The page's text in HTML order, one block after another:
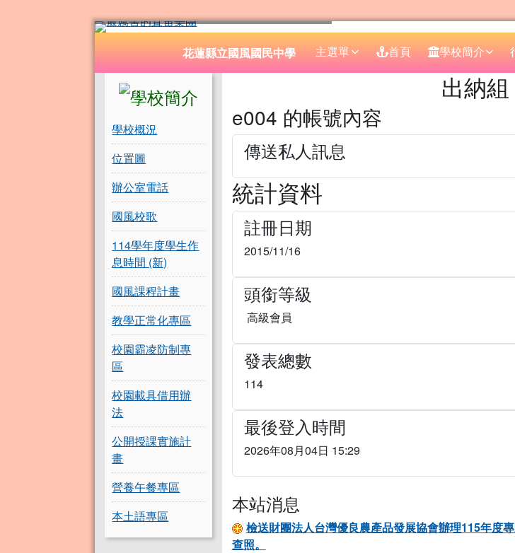
花蓮縣立國風國民中學
導覽列 花蓮縣立國風國民中學 主選單 首頁 學校簡介
左邊區域內容
學校概況
位置圖
辦公室電話
國風校歌
114學年度學生作
息時間 (新)
國風課程計畫
教學正常化專區
校園霸凌防制專
區
校園載具借用辦
法
公開授課實施計
畫
營養午餐專區
本土語專區
出納組
e004 的帳號內容
傳送私人訊息
統計資料
註冊日期
2015/11/16
頭銜等級
高級會員
發表總數
114
最後登入時間
2026年08月04日 15:29
本站消息
檢送財團法人台灣優良農產品發展協會辦理115年度
查照。
頁尾區域